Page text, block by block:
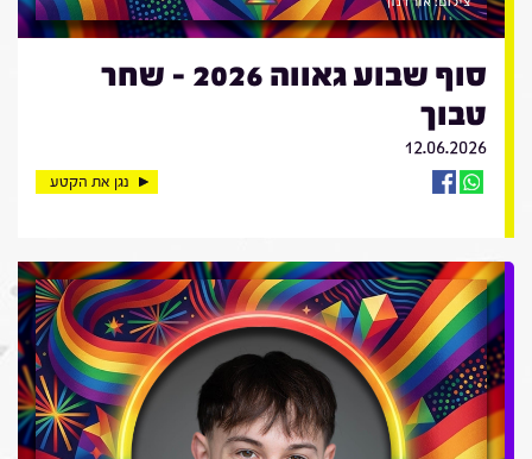
סוף שבוע גאווה 2026 - שחר
טבוך
12.06.2026
נגן את הקטע